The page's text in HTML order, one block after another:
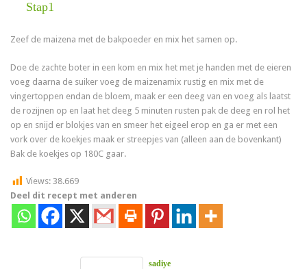
Stap1
Zeef de maizena met de bakpoeder en mix het samen op.
Doe de zachte boter in een kom en mix het met je handen met de eieren
voeg daarna de suiker voeg de maizenamix rustig en mix met de
vingertoppen endan de bloem, maak er een deeg van en voeg als laatst
de rozijnen op en laat het deeg 5 minuten rusten pak de deeg en rol het
op en snijd er blokjes van en smeer het eigeel erop en ga er met een
vork over de koekjes maak er streepjes van (alleen aan de bovenkant)
Bak de koekjes op 180C gaar.
Views: 38.669
Deel dit recept met anderen
sadiye